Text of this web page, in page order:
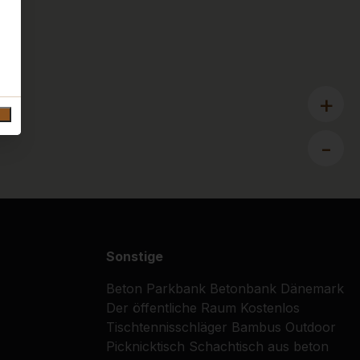
+
-
Sonstige
Beton Parkbank Betonbank Dänemark
Der öffentliche Raum Kostenlos
Tischtennisschläger Bambus Outdoor
Picknicktisch Schachtisch aus beton